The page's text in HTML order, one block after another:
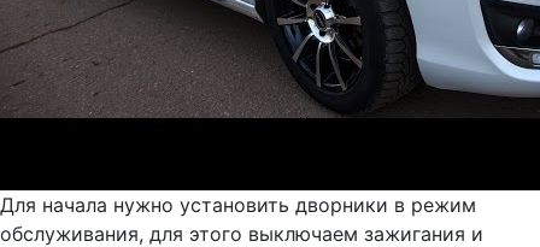
Для начала нужно установить дворники в режим
обслуживания, для этого выключаем зажигания и